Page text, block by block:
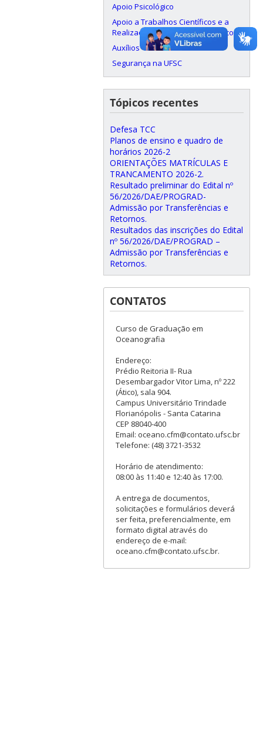
Apoio Psicológico
Apoio a Trabalhos Científicos e a
Realização de Eventos Acadêmicos
Auxílios
Segurança na UFSC
Tópicos recentes
Defesa TCC
Planos de ensino e quadro de
horários 2026-2
ORIENTAÇÕES MATRÍCULAS E
TRANCAMENTO 2026-2.
Resultado preliminar do Edital nº
56/2026/DAE/PROGRAD-
Admissão por Transferências e
Retornos.
Resultados das inscrições do Edital
nº 56/2026/DAE/PROGRAD –
Admissão por Transferências e
Retornos.
CONTATOS
Curso de Graduação em
Oceanografia
Endereço:
Prédio Reitoria II- Rua
Desembargador Vitor Lima, nº 222
(Ático), sala 904.
Campus Universitário Trindade
Florianópolis - Santa Catarina
CEP 88040-400
Email: oceano.cfm@contato.ufsc.br
Telefone: (48) 3721-3532
Horário de atendimento:
08:00 às 11:40 e 12:40 às 17:00.
A entrega de documentos,
solicitações e formulários deverá
ser feita, preferencialmente, em
formato digital através do
endereço de e-mail:
oceano.cfm@contato.ufsc.br.